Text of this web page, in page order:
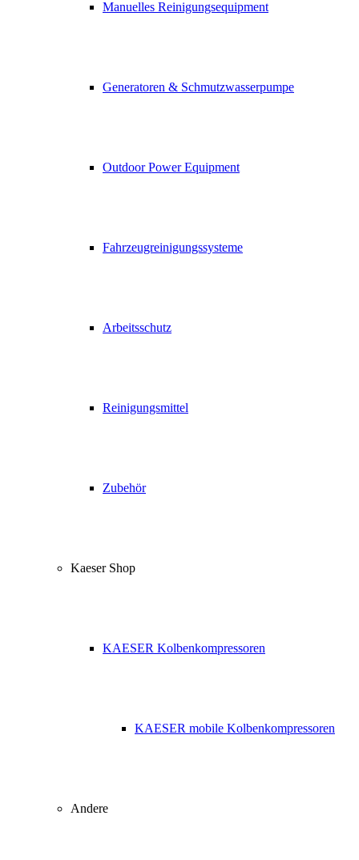
Manuelles Reinigungsequipment
Generatoren & Schmutzwasserpumpe
Outdoor Power Equipment
Fahrzeugreinigungssysteme
Arbeitsschutz
Reinigungsmittel
Zubehör
Kaeser Shop
KAESER Kolbenkompressoren
KAESER mobile Kolbenkompressoren
Andere